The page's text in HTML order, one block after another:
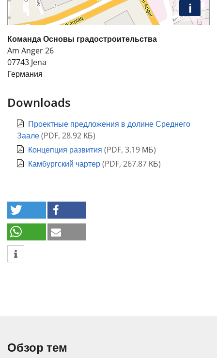
i
Команда Основы градостроительства
Am Anger 26
07743 Jena
Германия
Downloads
Проектные предложения в долине Среднего
Заале(PDF, 28.92 КБ)
Концепция развития (PDF, 3.19 МБ)
Камбургский чартер(PDF, 267.87 КБ)
Обзор тем